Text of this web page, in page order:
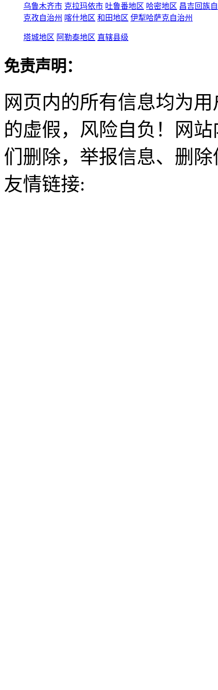
乌鲁木齐市 克拉玛依市 吐鲁番地区 哈密地区 昌吉回族
克孜自治州 喀什地区 和田地区 伊犁哈萨克自治州
塔城地区 阿勒泰地区 直辖县级
免责声明：
网页内的所有信息均为
的虚假，风险自负！网
们删除，举报信息、删
友情链接: